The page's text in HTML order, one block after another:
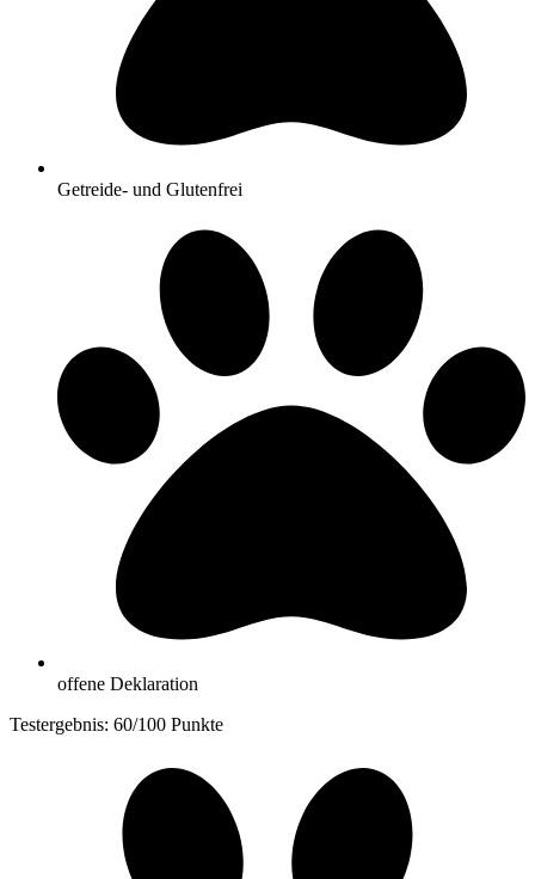
Getreide- und Glutenfrei
offene Deklaration
Testergebnis: 60/100 Punkte